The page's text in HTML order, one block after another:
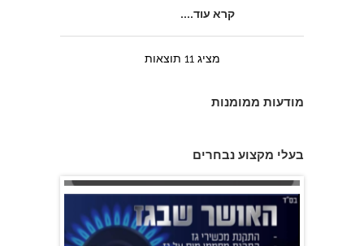
קרא עוד....
מציג 11 תוצאות
מודעות ממומנות
בעלי מקצוע נבחרים
עבודה עברית